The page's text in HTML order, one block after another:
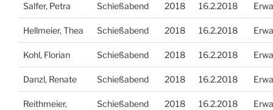
Salfer, Petra Schießabend 2018 16.2.2018
Hellmeier, Thea Schießabend 2018 16.2.2018
Kohl, Florian Schießabend 2018 16.2.2018
Danzl, Renate Schießabend 2018 16.2.2018
Reithmeier,
Schießabend 2018 16.2.2018